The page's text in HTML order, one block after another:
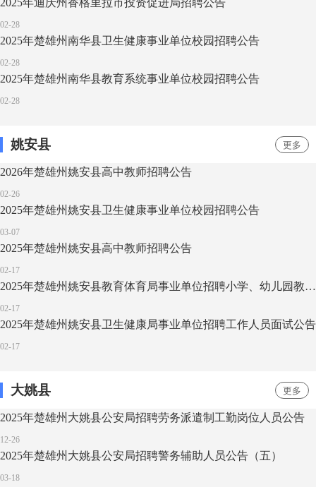
2025年迪庆州香格里拉市投资促进局招聘公告
02-28
2025年楚雄州南华县卫生健康事业单位校园招聘公告
02-28
2025年楚雄州南华县教育系统事业单位校园招聘公告
02-28
姚安县 更多
2026年楚雄州姚安县高中教师招聘公告
02-26
2025年楚雄州姚安县卫生健康事业单位校园招聘公告
03-07
2025年楚雄州姚安县高中教师招聘公告
02-17
2025年楚雄州姚安县教育体育局事业单位招聘小学、幼儿园教师面试公告
02-17
2025年楚雄州姚安县卫生健康局事业单位招聘工作人员面试公告
02-17
大姚县 更多
2025年楚雄州大姚县公安局招聘劳务派遣制工勤岗位人员公告
12-26
2025年楚雄州大姚县公安局招聘警务辅助人员公告（五）
03-18